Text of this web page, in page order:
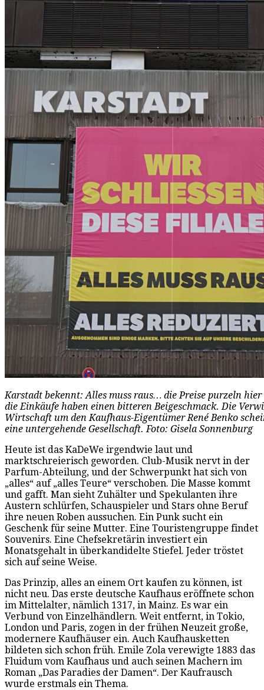
Karstadt bekennt: Alles muss raus… die Preise purzeln hier
die Einkäufe haben einen bitteren Beigeschmack. Die
Wirtschaft um den Kaufhaus-Eigentümer René Benko
eine untergehende Gesellschaft. Foto: Gisela Sonnenburg
Heute ist das KaDeWe irgendwie laut und
marktschreierisch geworden. Club-Musik nervt in der
Parfum-Abteilung, und der Schwerpunkt hat sich von
„alles“ auf „alles Teure“ verschoben. Die Masse kommt
und gafft. Man sieht Zuhälter und Spekulanten ihre
Austern schlürfen, Schauspieler und Stars ohne Beruf
ihre neuen Roben aussuchen. Ein Punk sucht ein
Geschenk für seine Mutter. Eine Touristengruppe findet
Souvenirs. Eine Chefsekretärin investiert ein
Monatsgehalt in überkandidelte Stiefel. Jeder tröstet
sich auf seine Weise.
Das Prinzip, alles an einem Ort kaufen zu können, ist
nicht neu. Das erste deutsche Kaufhaus eröffnete schon
im Mittelalter, nämlich 1317, in Mainz. Es war ein
Verbund von Einzelhändlern. Weit entfernt, in Tokio,
London und Paris, zogen in der frühen Neuzeit große,
modernere Kaufhäuser ein. Auch Kaufhausketten
bildeten sich schon früh. Emile Zola verewigte 1883 das
Fluidum vom Kaufhaus und auch seinen Machern im
Roman „Das Paradies der Damen“. Der Kaufrausch
wurde erstmals ein Thema.